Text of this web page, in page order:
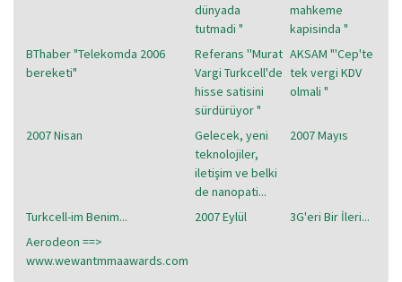
dünyada
tutmadi "
mahkeme
kapisinda "
BThaber "Telekomda 2006
bereketi"
Referans ''Murat
Vargi Turkcell'de
hisse satisini
sürdürüyor "
AKSAM "'Cep'te
tek vergi KDV
olmali "
2007 Nisan
Gelecek, yeni
teknolojiler,
iletişim ve belki
de nanopati...
2007 Mayıs
Turkcell-im Benim... 2007 Eylül
3G'eri Bir İleri...
Aerodeon ==>
www.wewantmmaawards.com